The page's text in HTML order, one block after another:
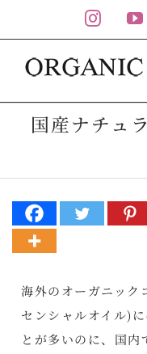
to
content
国産ナチュ
海外のオーガニック
センシャルオイル)
とが多いのに、国内